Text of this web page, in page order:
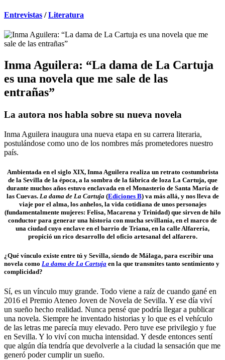
Entrevistas /Literatura
Inma Aguilera: “La dama de La Cartuja
es una novela que me sale de las
entrañas”
La autora nos habla sobre su nueva novela
Inma Aguilera inaugura una nueva etapa en su carrera literaria,
postulándose como uno de los nombres más prometedores nuestro
país.
Ambientada en el siglo XIX, Inma Aguilera realiza un retrato costumbrista
de la Sevilla de la época, a la sombra de la fábrica de loza La Cartuja, que
durante muchos años estuvo enclavada en el Monasterio de Santa María de
las Cuevas. La dama de La Cartuja (Ediciones B) va más allá, y nos lleva de
viaje por el alma, los anhelos, la vida cotidiana de unos personajes
(fundamentalmente mujeres: Felisa, Macarena y Trinidad) que sirven de hilo
conductor para generar una historia con mucha sevillanía, en el marco de
una ciudad cuyo enclave en el barrio de Triana, en la calle Alfarería,
propició un rico desarrollo del oficio artesanal del alfarero.
¿Qué vínculo existe entre tú y Sevilla, siendo de Málaga, para escribir una
novela como La dama de La Cartuja en la que transmites tanto sentimiento y
complicidad?
Sí, es un vínculo muy grande. Todo viene a raíz de cuando gané en
2016 el Premio Ateneo Joven de Novela de Sevilla. Y ese día viví
un sueño hecho realidad. Nunca pensé que podría llegar a publicar
una novela. Siempre he inventado historias y lo que es el vehículo
de las letras me parecía muy elevado. Pero tuve ese privilegio y fue
en Sevilla. Y lo viví con mucha intensidad. Y desde entonces sentí
que algún día tendría que devolverle a la ciudad la sensación que me
generó poder cumplir un sueño.